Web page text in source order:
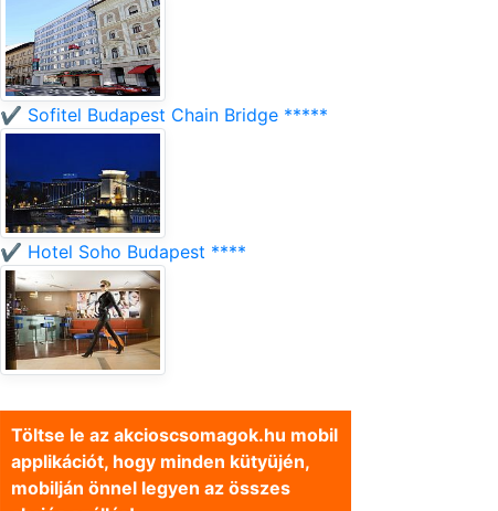
✔️ Sofitel Budapest Chain Bridge *****
✔️ Hotel Soho Budapest ****
Töltse le az akcioscsomagok.hu mobil
applikációt, hogy minden kütyüjén,
mobilján önnel legyen az összes